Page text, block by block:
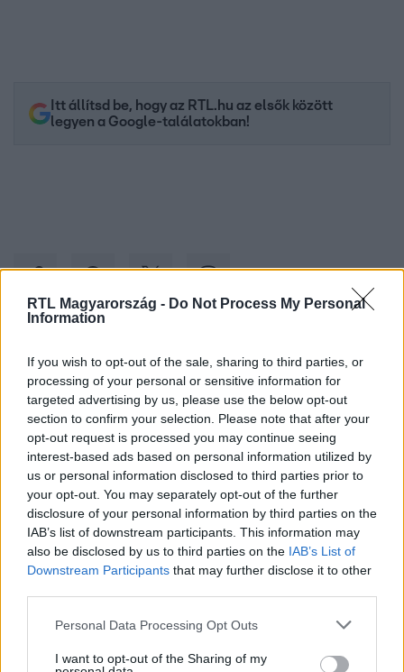
RTL Magyarország - Do Not Process My Personal
Information
If you wish to opt-out of the sale, sharing to third parties, or
processing of your personal or sensitive information for
targeted advertising by us, please use the below opt-out
section to confirm your selection. Please note that after your
opt-out request is processed you may continue seeing
interest-based ads based on personal information utilized by
us or personal information disclosed to third parties prior to
your opt-out. You may separately opt-out of the further
disclosure of your personal information by third parties on the
IAB’s list of downstream participants. This information may
also be disclosed by us to third parties on the IAB’s List of
Downstream Participants that may further disclose it to other
Please note that this website/app uses one or more Google
not limited to your visit or usage behaviour. You may click to
Personal Data Processing Opt Outs
I want to opt-out of the Sharing of my
Itt állítsd be, hogy az RTL.hu az elsők között
legyen a Google-találatokban!
Kövess minket, és értesülj a friss hírekről a
Facebookon is!
#VÁLASZTÁS 2022 #VÁLASZTÁS #BELFÖLD
VÁLASZTÁSI FÖLDRAJZ SZAVAZATMEGOSZTÁS